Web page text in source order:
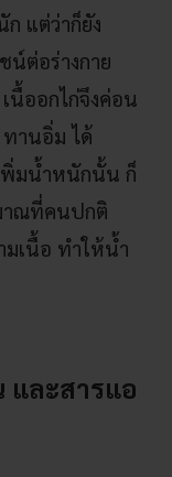
แต่ว่าก็ยัง
น์ต่อร่างกาย
นื้ออกไก่จึงค่อน
ทานอิ่ม ได้
พิ่มน้ำหนักนั้น ก็
าณที่คนปกติ
มเนื้อ ทำให้น้ำ
และสารแอ